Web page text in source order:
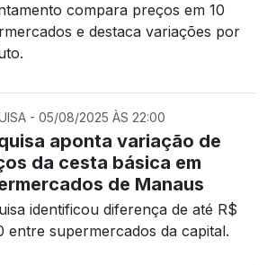
compara preços em 10
e destaca variações por
- 05/08/2025 ÀS 22:00
aponta variação de
da cesta básica em
de Manaus
identificou diferença de até R$
entre supermercados da capital.